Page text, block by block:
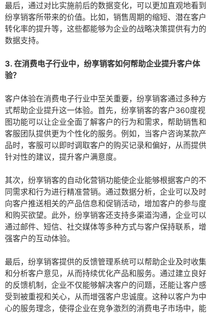
最后，通过对比实施前后的数据变化，可以更加直观地看到
纷享销客所带来的价值。比如，销售周期的缩短、潜在客户
转化率的提升等，这些都能够为企业的战略决策提供有力的
数据支持。
3. 在消费电子行业中，纷享销客如何帮助企业提升客户体
验？
客户体验在消费电子行业中至关重要，纷享销客通过多种方
式帮助企业提升这一体验。首先，纷享销客的客户360度视
图功能可以让企业全面了解客户的行为和需求，帮助销售和
客服团队提供更为个性化的服务。例如，当客户咨询某款产
品时，客服可以即时调取客户的购买记录和偏好，从而提供
针对性的建议，提升客户满意度。
其次，纷享销客的自动化营销功能使企业能够根据客户的不
同需求和行为进行精准营销。通过数据分析，企业可以及时
向客户推送相关的产品信息和促销活动，增加客户的参与度
和购买欲望。此外，纷享销客还支持多渠道沟通，企业可以
通过邮件、短信、社交媒体等多种方式与客户保持联系，增
强客户的互动体验。
最后，纷享销客提供的反馈管理系统可以帮助企业及时收集
和分析客户意见，从而持续优化产品和服务。通过建立良好
的反馈机制，企业不仅能够解决客户的问题，还能让客户感
受到被重视和关心，从而增强客户忠诚度。这种以客户为中
心的服务理念，使得企业在竞争激烈的消费电子市场中，能